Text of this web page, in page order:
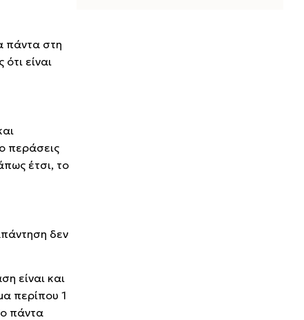
πάντα στη
είναι
περάσεις
έτσι, το
δεν
είναι και
περίπου 1
πάντα